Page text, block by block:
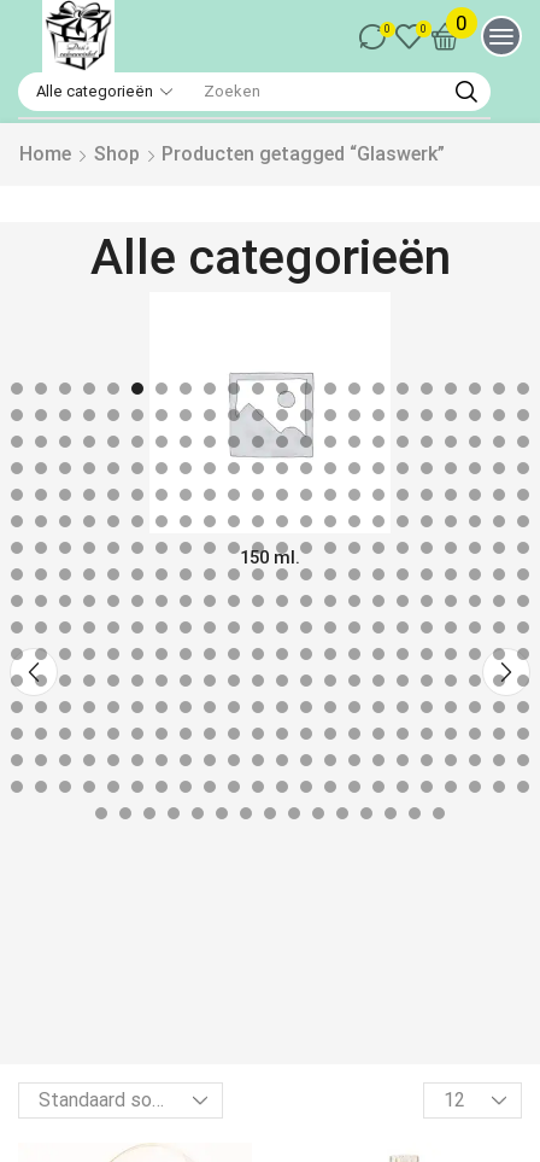
0 0 0
Home Shop Producten getagged “Glaswerk”
Alle categorieën
150 ml.